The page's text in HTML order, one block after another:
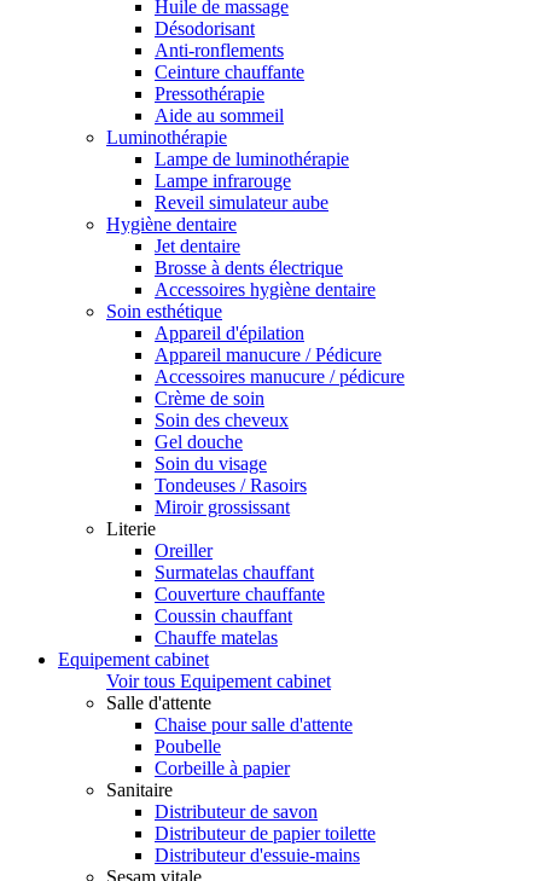
Huile de massage
Désodorisant
Anti-ronflements
Ceinture chauffante
Pressothérapie
Aide au sommeil
Luminothérapie
Lampe de luminothérapie
Lampe infrarouge
Reveil simulateur aube
Hygiène dentaire
Jet dentaire
Brosse à dents électrique
Accessoires hygiène dentaire
Soin esthétique
Appareil d'épilation
Appareil manucure / Pédicure
Accessoires manucure / pédicure
Crème de soin
Soin des cheveux
Gel douche
Soin du visage
Tondeuses / Rasoirs
Miroir grossissant
Literie
Oreiller
Surmatelas chauffant
Couverture chauffante
Coussin chauffant
Chauffe matelas
Equipement cabinet
Voir tous Equipement cabinet
Salle d'attente
Chaise pour salle d'attente
Poubelle
Corbeille à papier
Sanitaire
Distributeur de savon
Distributeur de papier toilette
Distributeur d'essuie-mains
Sesam vitale